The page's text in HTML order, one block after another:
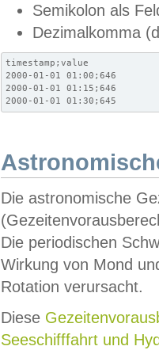
Semikolon als
Dezimalkomma
timestamp;value
2000-01-01 01:00;646
2000-01-01 01:15;646
2000-01-01 01:30;645
Die astronomische
Die periodischen
Wirkung von Mond
Rotation verursacht.
Diese
Seeschifffahrt und